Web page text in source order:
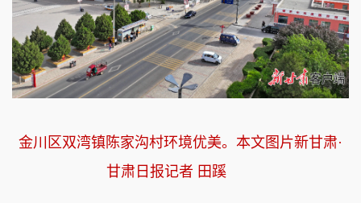
金川区双湾镇陈家沟村环境优美。本文图片新甘肃·
甘肃日报记者 田蹊